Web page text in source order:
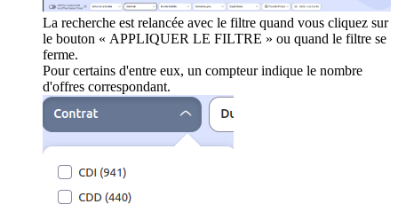
La recherche est relancée avec le filtre quand vous cliquez sur
le bouton « APPLIQUER LE FILTRE » ou quand le filtre se
ferme.
Pour certains d'entre eux, un compteur indique le nombre
d'offres correspondant.